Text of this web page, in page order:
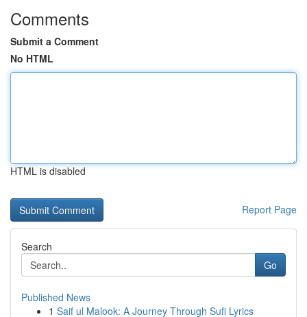
Comments
Submit a Comment
No HTML
HTML is disabled
Report Page
Search
Go
Published News
1 Saif ul Malook: A Journey Through Sufi Lyrics